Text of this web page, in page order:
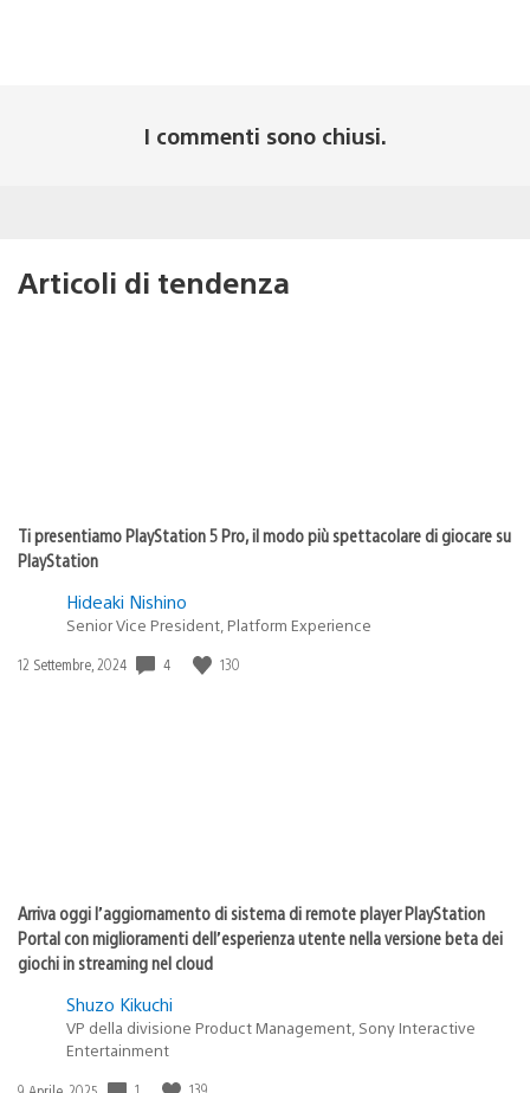
I commenti sono chiusi.
Articoli di tendenza
Ti presentiamo PlayStation 5 Pro, il modo più spettacolare di giocare su
PlayStation
Hideaki Nishino
Senior Vice President, Platform Experience
Data
12 Settembre, 2024 4 130
Arriva oggi l’aggiornamento di sistema di remote player PlayStation
Portal con miglioramenti dell’esperienza utente nella versione beta dei
giochi in streaming nel cloud
Shuzo Kikuchi
VP della divisione Product Management, Sony Interactive
Entertainment
Data